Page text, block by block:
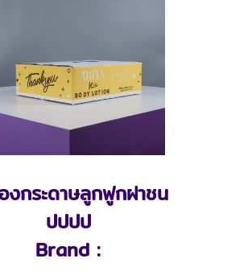
งกระดาษลูกฟูกฝาชน
ปปปป
Brand :